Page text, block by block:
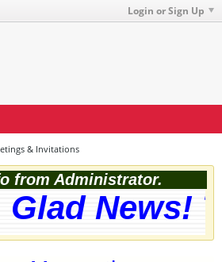
Login or Sign Up
& Invitations
from Administrator.
Glad News!